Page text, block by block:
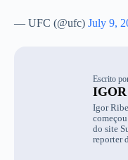
— UFC (@ufc) July 9,
Escrito
Igor
do site
reporter